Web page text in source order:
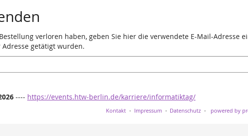
verloren haben, geben Sie hier die verwendete E-Mail-Adresse
getätigt wurden.
---- https://events.htw-berlin.de/karriere/informatiktag/
Kontakt Impressum Datenschutz powered by